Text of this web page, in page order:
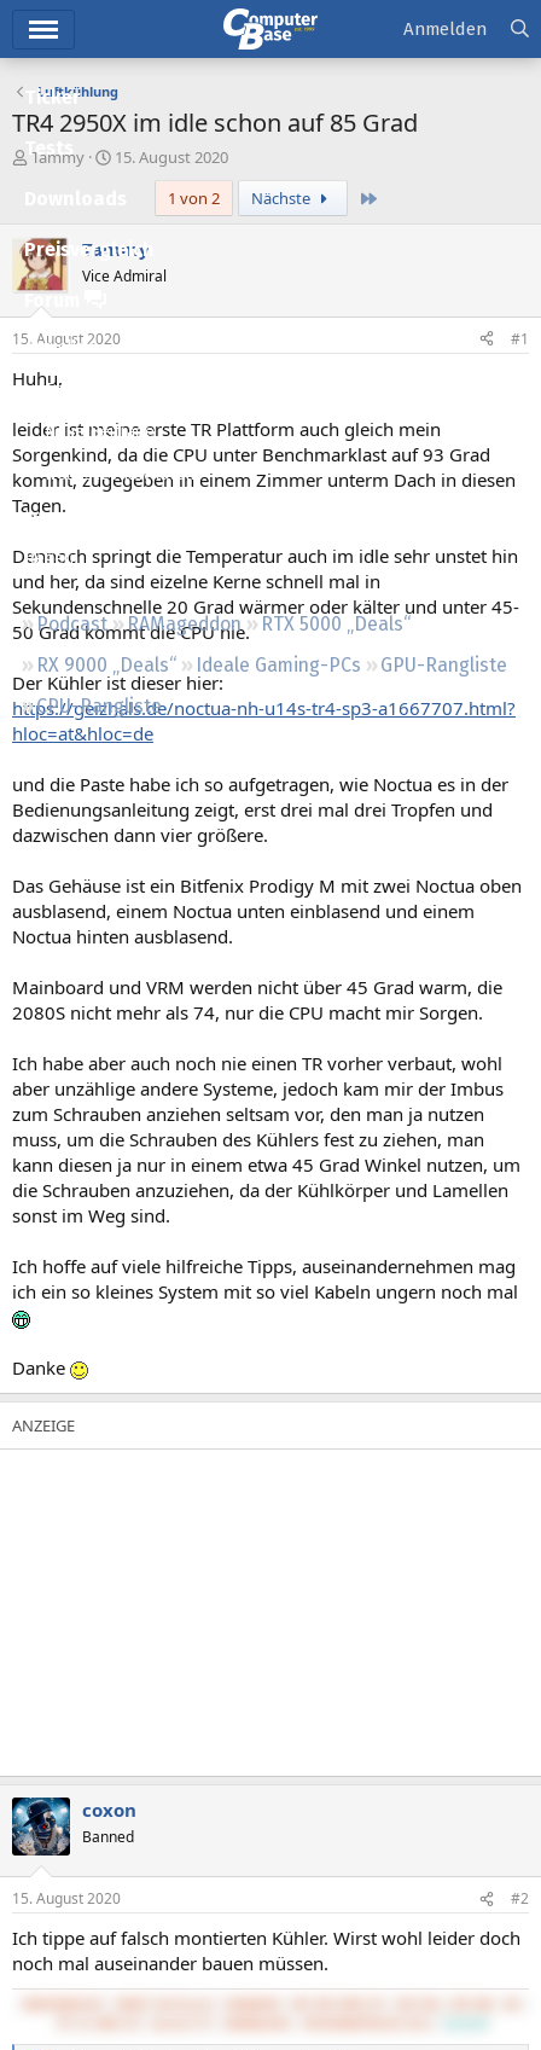
Ticker
Tests
Preisvergleich
Forum
Aktuelles
Empfohlene Inhalte
Neue Beiträge
Neueste Aktivitäten
Leserartikel
Regeln
Podcast RAMageddon
RTX 5000 „Deals“
RX 9000 „Deals“
Ideale Gaming-PCs
GPU-Rangliste
CPU-Rangliste
Anmelden
Luftkühlung
TR4 2950X im idle schon auf 85 Grad
E
e
l
l
e
Tammy
E
e
l
a
m
15. August 2020
1 von 2
Nächste
Tammy
Vice Admiral
15. August 2020 #1
Huhu,
leider ist meine erste TR Plattform auch gleich mein
Sorgenkind, da die CPU unter Benchmarklast auf 93 Grad
kommt, zugegeben in einem Zimmer unterm Dach in diesen
Tagen.
Dennoch springt die Temperatur auch im idle sehr unstet hin
und her, da sind eizelne Kerne schnell mal in
Sekundenschnelle 20 Grad wärmer oder kälter und unter 45-
50 Grad kommt die CPU nie.
Der Kühler ist dieser hier:
https://geizhals.de/noctua-nh-u14s-tr4-sp3-a1667707.html?
hloc=at&hloc=de
und die Paste habe ich so aufgetragen, wie Noctua es in der
Bedienungsanleitung zeigt, erst drei mal drei Tropfen und
dazwischen dann vier größere.
Das Gehäuse ist ein Bitfenix Prodigy M mit zwei Noctua oben
ausblasend, einem Noctua unten einblasend und einem
Noctua hinten ausblasend.
Mainboard und VRM werden nicht über 45 Grad warm, die
2080S nicht mehr als 74, nur die CPU macht mir Sorgen.
Ich habe aber auch noch nie einen TR vorher verbaut, wohl
aber unzählige andere Systeme, jedoch kam mir der Imbus
zum Schrauben anziehen seltsam vor, den man ja nutzen
muss, um die Schrauben des Kühlers fest zu ziehen, man
kann diesen ja nur in einem etwa 45 Grad Winkel nutzen, um
die Schrauben anzuziehen, da der Kühlkörper und Lamellen
sonst im Weg sind.
Ich hoffe auf viele hilfreiche Tipps, auseinandernehmen mag
ich ein so kleines System mit so viel Kabeln ungern noch mal
Danke
coxon
Banned
15. August 2020 #2
Ich tippe auf falsch montierten Kühler. Wirst wohl leider doch
noch mal auseinander bauen müssen.